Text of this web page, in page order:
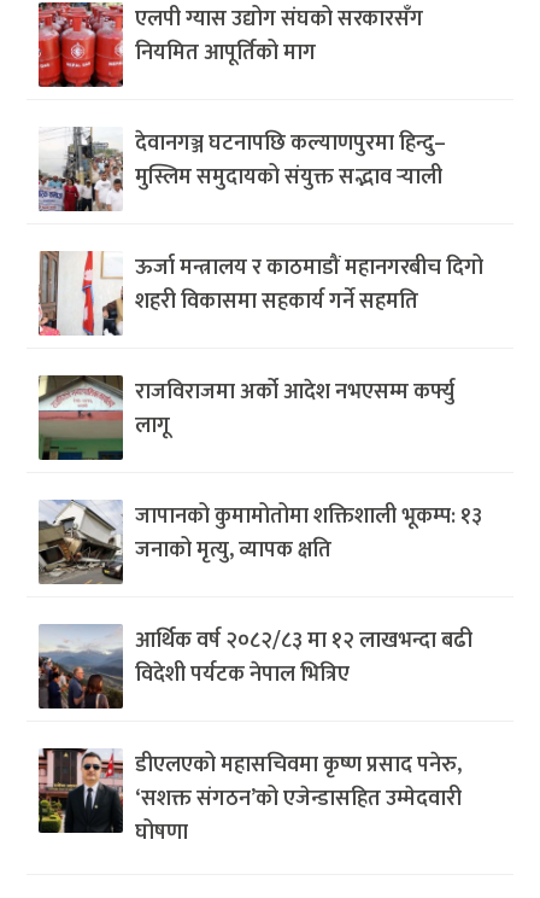
एलपी ग्यास उद्योग संघको सरकारसँग
नियमित आपूर्तिको माग
देवानगञ्ज घटनापछि कल्याणपुरमा हिन्दु–
मुस्लिम समुदायको संयुक्त सद्भाव र्‍याली
ऊर्जा मन्त्रालय र काठमाडौं महानगरबीच दिगो
शहरी विकासमा सहकार्य गर्ने सहमति
राजविराजमा अर्को आदेश नभएसम्म कर्फ्यु
लागू
जापानको कुमामोतोमा शक्तिशाली भूकम्प: १३
जनाको मृत्यु, व्यापक क्षति
आर्थिक वर्ष २०८२/८३ मा १२ लाखभन्दा बढी
विदेशी पर्यटक नेपाल भित्रिए
डीएलएको महासचिवमा कृष्ण प्रसाद पनेरु,
‘सशक्त संगठन’को एजेन्डासहित उम्मेदवारी
घोषणा